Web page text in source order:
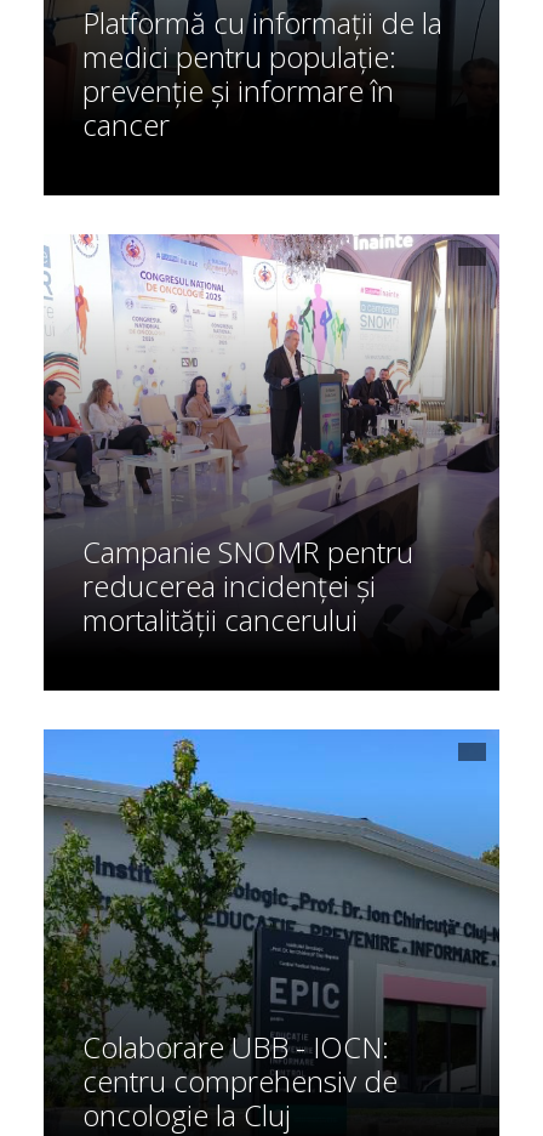
Platformă cu informații de la
medici pentru populație:
prevenție și informare în
cancer
Campanie SNOMR pentru
reducerea incidenței și
mortalității cancerului
Colaborare UBB - IOCN:
centru comprehensiv de
oncologie la Cluj